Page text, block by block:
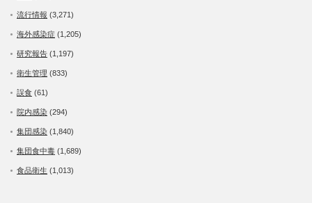
流行情報 (3,271)
海外感染症 (1,205)
研究報告 (1,197)
衛生管理 (833)
誤食 (61)
院内感染 (294)
集団感染 (1,840)
集団食中毒 (1,689)
食品衛生 (1,013)